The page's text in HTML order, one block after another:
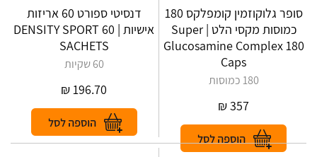
סופר גלוקוזמין קומפלקס 180
כמוסות מקסי הלט | Super
Glucosamine Complex 180
Caps
180 כמוסות
357
₪
דנסיטי ספורט 60 אריזות
אישיות | DENSITY‎ ‎SPORT‎ ‎60‎
‎SACHETS
60 שקיות
196.70
₪